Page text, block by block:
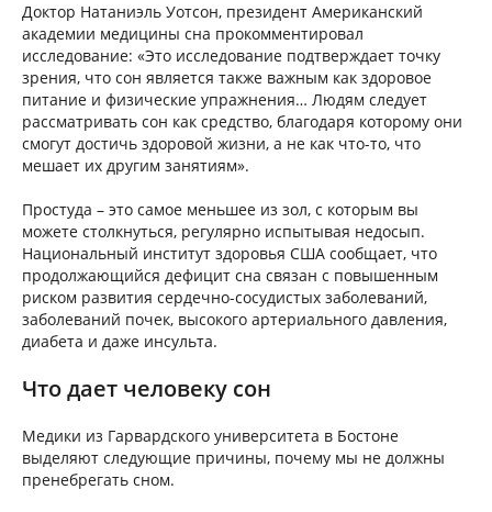
Доктор Натаниэль Уотсон, президент Американский
академии медицины сна прокомментировал
исследование: «Это исследование подтверждает точку
зрения, что сон является также важным как здоровое
питание и физические упражнения… Людям следует
рассматривать сон как средство, благодаря которому они
смогут достичь здоровой жизни, а не как что-то, что
мешает их другим занятиям».
Простуда – это самое меньшее из зол, с которым вы
можете столкнуться, регулярно испытывая недосып.
Национальный институт здоровья США сообщает, что
продолжающийся дефицит сна связан с повышенным
риском развития сердечно-сосудистых заболеваний,
заболеваний почек, высокого артериального давления,
диабета и даже инсульта.
Что дает человеку сон
Медики из Гарвардского университета в Бостоне
выделяют следующие причины, почему мы не должны
пренебрегать сном.